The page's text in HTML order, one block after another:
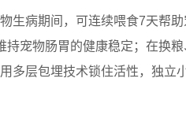
生病期间，可连续喂食7天帮
持宠物肠胃的健康稳定；在换
多层包埋技术锁住活性，独立